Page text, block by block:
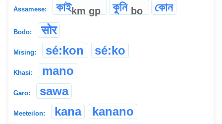
Assamese: কাইkm gp কুনি bo কোন
Bodo: सोर
Mising: sé:kon sé:ko
Khasi: mano
Garo: sawa
Meeteilon: kana kanano